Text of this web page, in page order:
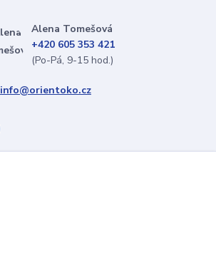
Alena Tomešová
+420 605 353 421
(Po-Pá, 9-15 hod.)
info@orientoko.cz